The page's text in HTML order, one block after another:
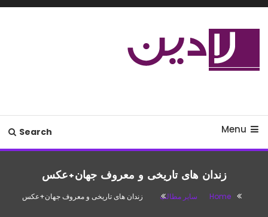
Skip
Menu
Search
زندان های تاریخی و معروف جهان+عکس
Home سایر مطالب زندان های تاریخی و معروف جهان+عکس